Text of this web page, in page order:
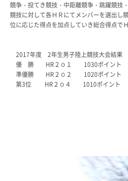
国際交流
平和・共生学習
高大連携
SCHOOL LIFE
スクールライフ
競争・投てき競技・中距離競争・跳躍競技
競技に対して各ＨＲにてメンバーを選出し
位に応じた得点を加点していき総合得点で
2017年度 2年生男子陸上競技大会結果
優 勝 HR２０１ 1030ポイント
準優勝 HR２０２ 1020ポイント
第3位 HR２０４ 1010ポイント